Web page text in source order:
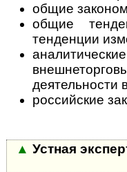
общие
общие
тенденции
деятельности
российские
▲ Устная